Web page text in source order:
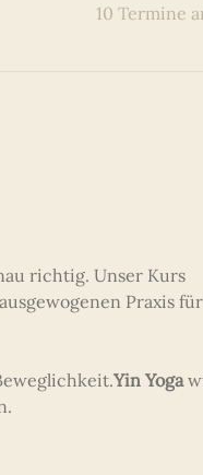
10 Termine
richtig. Unser Kurs
Praxis
Yin Yoga